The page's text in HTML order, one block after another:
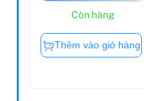
Còn hàng
Thêm vào giỏ hàng